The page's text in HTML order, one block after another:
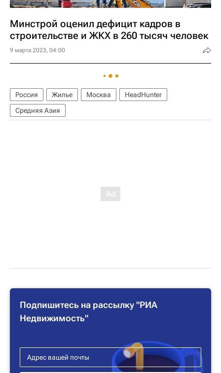
Минстрой оценил дефицит кадров в
строительстве и ЖКХ в 260 тысяч человек
9 марта 2023, 04:00
Россия Жилье Москва
HeadHunter
Средняя Азия
Подпишитесь на рассылку "РИА
Недвижимость"